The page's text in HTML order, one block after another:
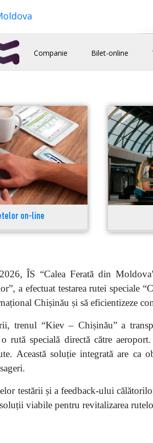
Companie Bilet-online
on-line
ÎS “Calea Ferată din
a efectuat testarea rutei speciale
Chișinău și să eficientizeze
trenul “Kiev – Chișinău” a
o rută specială directă către
Această soluție integrată are ca
testării și a feedback-ului
viabile pentru revitalizarea